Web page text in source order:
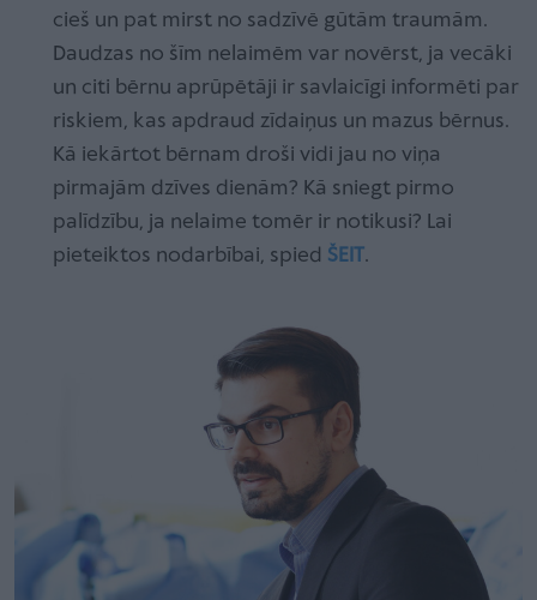
cieš un pat mirst no sadzīvē gūtām traumām.
Daudzas no šīm nelaimēm var novērst, ja vecāki
un citi bērnu aprūpētāji ir savlaicīgi informēti par
riskiem, kas apdraud zīdaiņus un mazus bērnus.
Kā iekārtot bērnam droši vidi jau no viņa
pirmajām dzīves dienām? Kā sniegt pirmo
palīdzību, ja nelaime tomēr ir notikusi? Lai
pieteiktos nodarbībai, spied ŠEIT.